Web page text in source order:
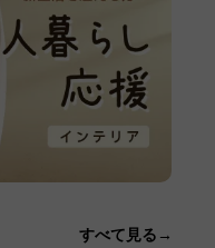
すべて見る→